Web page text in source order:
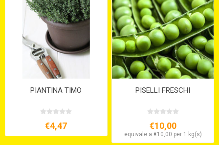
PIANTINA TIMO
€4,47
PISELLI FRESCHI
€10,00
equivale a €10,00 per 1 kg(s)